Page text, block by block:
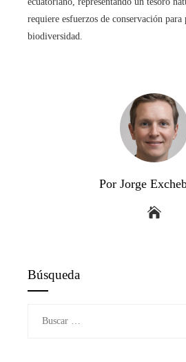
requiere esfuerzos de conservación para
biodiversidad.
Por Jorge
Búsqueda